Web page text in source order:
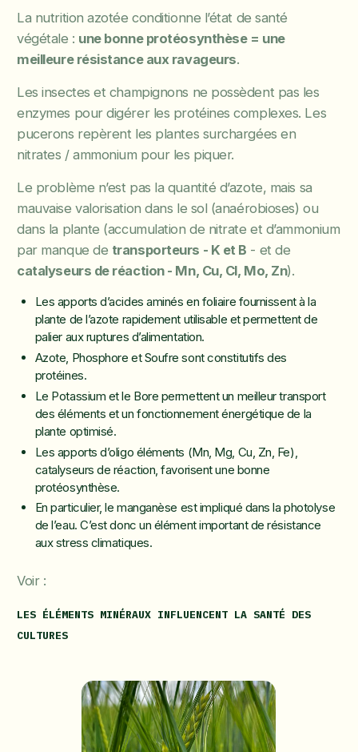
La nutrition azotée conditionne l’état de santé
végétale : une bonne protéosynthèse = une
meilleure résistance aux ravageurs.
Les insectes et champignons ne possèdent pas les
enzymes pour digérer les protéines complexes. Les
pucerons repèrent les plantes surchargées en
nitrates / ammonium pour les piquer.
Le problème n’est pas la quantité d’azote, mais sa
mauvaise valorisation dans le sol (anaérobioses) ou
dans la plante (accumulation de nitrate et d’ammonium
par manque de transporteurs - K et B - et de
catalyseurs de réaction - Mn, Cu, Cl, Mo, Zn).
Les apports d’acides aminés en foliaire fournissent à la
plante de l’azote rapidement utilisable et permettent de
palier aux ruptures d’alimentation.
Azote, Phosphore et Soufre sont constitutifs des
protéines.
Le Potassium et le Bore permettent un meilleur transport
des éléments et un fonctionnement énergétique de la
plante optimisé.
Les apports d’oligo éléments (Mn, Mg, Cu, Zn, Fe),
catalyseurs de réaction, favorisent une bonne
protéosynthèse.
En particulier, le manganèse est impliqué dans la photolyse
de l’eau. C’est donc un élément important de résistance
aux stress climatiques.
Voir :
LES ÉLÉMENTS MINÉRAUX INFLUENCENT LA SANTÉ DES
CULTURES